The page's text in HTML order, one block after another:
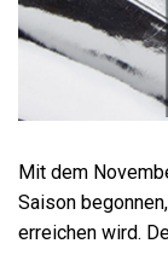
Mit dem
Saison
erreichen wird.